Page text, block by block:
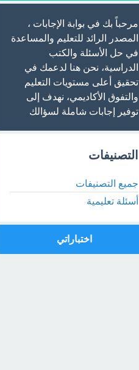
مرحباً بك في بوابة الإجابات ،
المصدر الرائد للتعليم والمساعدة
في حل الأسئلة والكتب
الدراسية، نحن هنا لدعمك في
تحقيق أعلى مستويات التعليم
والتفوق الأكاديمي، نهدف إلى
توفير إجابات شاملة لسؤالك
التصنيفات
جميع التصنيفات
أسئلة تعليمية
اختباراتي